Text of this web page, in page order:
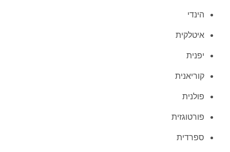
הינדי
איטלקית
יפנית
קוריאנית
פולנית
פורטוגזית
ספרדית